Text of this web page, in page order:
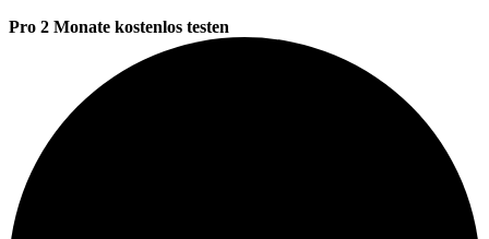
Pro 2 Monate kostenlos testen